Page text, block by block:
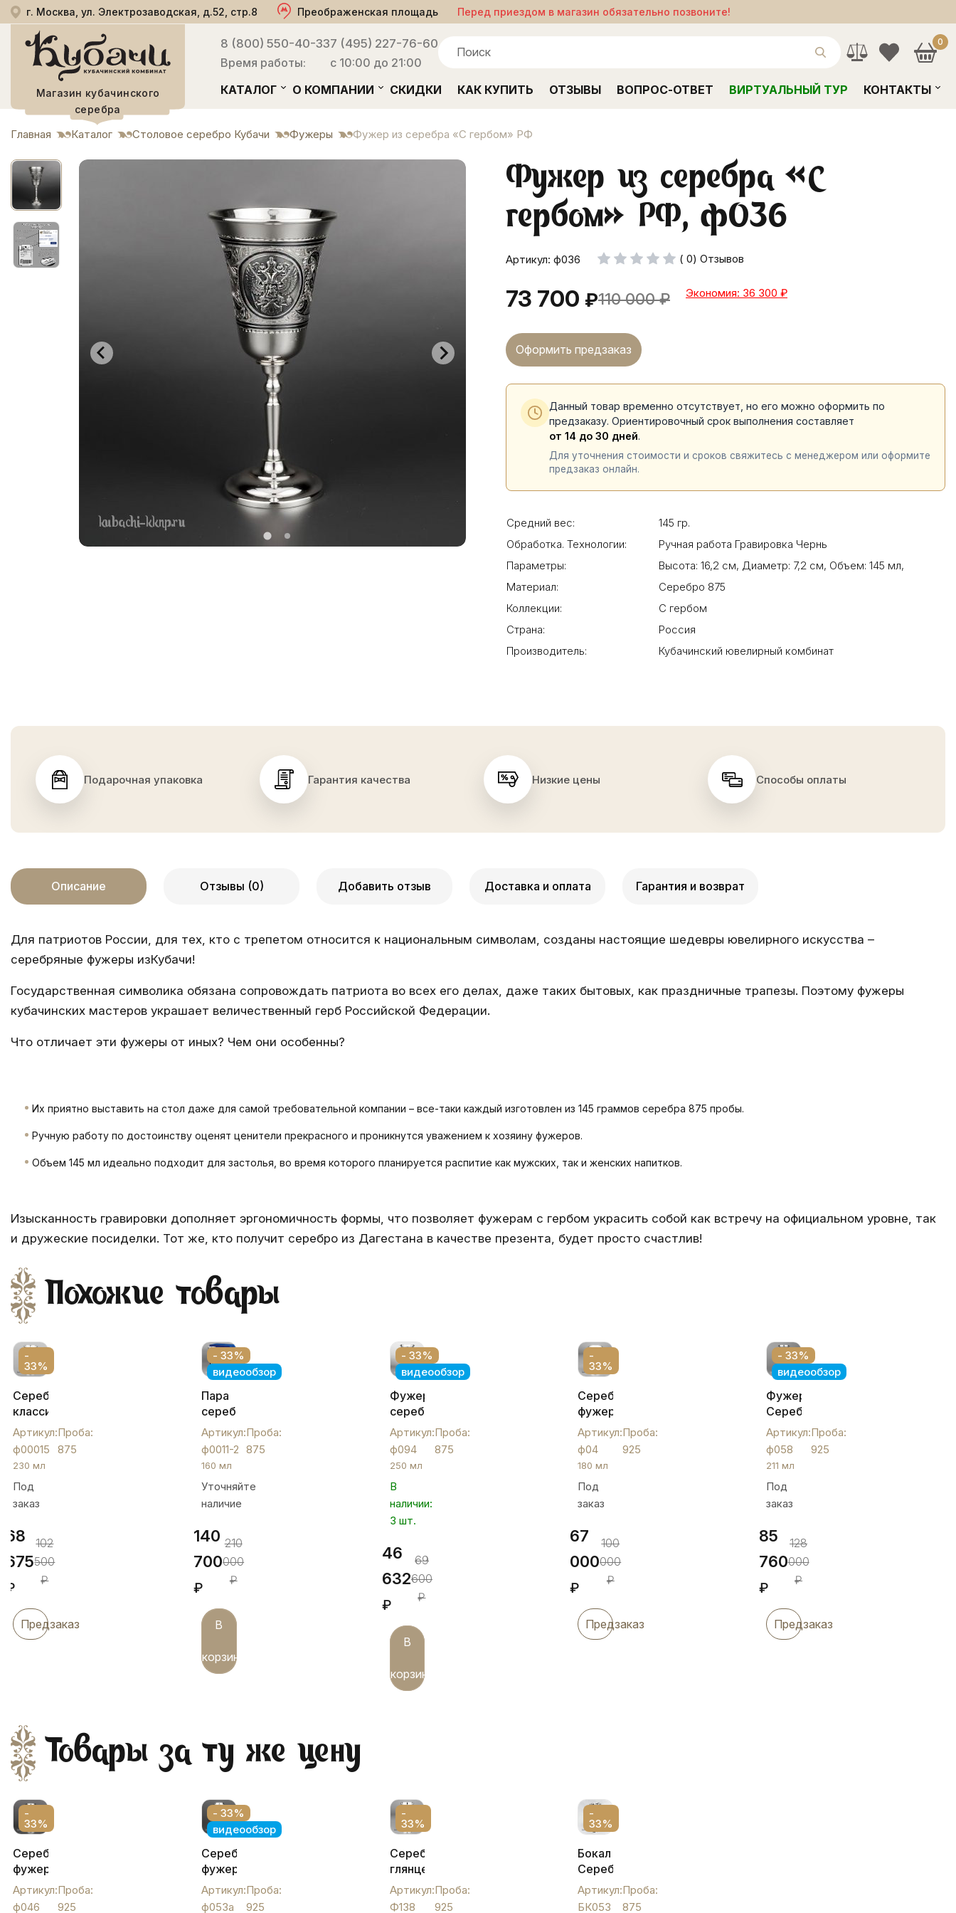
г. Москва, ул. Электрозаводская, д.52, стр.8 Преображенская площадь Перед приездом в магазин обязательно позвоните!
Магазин кубачинского
серебра
8 (800) 550-40-33
Время работы:
7 (495) 227-76-60
с 10:00 до 21:00
0
КАТАЛОГ О КОМПАНИИ СКИДКИ КАК КУПИТЬ ОТЗЫВЫ ВОПРОС-ОТВЕТ ВИРТУАЛЬНЫЙ ТУР КОНТАКТЫ
Главная Каталог Столовое серебро Кубачи Фужеры Фужер из серебра «С гербом» РФ
Фужер из серебра «С
гербом» РФ, ф036
Артикул: ф036 ( 0) Отзывов
73 700 ₽110 000 ₽ Экономия: 36 300 ₽
Оформить предзаказ
Данный товар временно отсутствует, но его можно оформить по
предзаказу. Ориентировочный срок выполнения составляет
от 14 до 30 дней.
Для уточнения стоимости и сроков свяжитесь с менеджером или оформите
предзаказ онлайн.
Средний вес:
145 гр.
Обработка. Технологии:
Ручная работа Гравировка Чернь
Параметры:
Высота: 16,2 см, Диаметр: 7,2 см, Объем: 145 мл,
Материал:
Серебро 875
Коллекции:
С гербом
Страна:
Россия
Производитель:
Кубачинский ювелирный комбинат
Подарочная упаковка Гарантия качества Низкие цены Способы оплаты
Описание Отзывы (0) Добавить отзыв Доставка и оплата Гарантия и возврат
Для патриотов России, для тех, кто с трепетом относится к национальным символам, созданы настоящие шедевры ювелирного искусства –
серебряные фужеры изКубачи!
Государственная символика обязана сопровождать патриота во всех его делах, даже таких бытовых, как праздничные трапезы. Поэтому фужеры
кубачинских мастеров украшает величественный герб Российской Федерации.
Что отличает эти фужеры от иных? Чем они особенны?
Их приятно выставить на стол даже для самой требовательной компании – все-таки каждый изготовлен из 145 граммов серебра 875 пробы.
Ручную работу по достоинству оценят ценители прекрасного и проникнутся уважением к хозяину фужеров.
Объем 145 мл идеально подходит для застолья, во время которого планируется распитие как мужских, так и женских напитков.
Изысканность гравировки дополняет эргономичность формы, что позволяет фужерам с гербом украсить собой как встречу на официальном уровне, так
и дружеские посиделки. Тот же, кто получит серебро из Дагестана в качестве презента, будет просто счастлив!
Похожие товары
-
33%
Серебряный
классический
фужер,
ф00015
Артикул:
ф00015
Проба:
875
230 мл
Под
заказ
68
675
₽
102
500
₽
Предзаказ
- 33%
видеообзор
Пара
серебряных
фужеров
"Чешуя",
ф0011-
2
Артикул:
ф0011-2
Проба:
875
160 мл
Уточняйте
наличие
140
700
₽
210
000
₽
В
корзину
- 33%
видеообзор
Фужер
серебряный
«Сетка»,
ф094
Артикул:
ф094
Проба:
875
250 мл
В
наличии:
3 шт.
46
632
₽
69
600
₽
В
корзину
-
33%
Серебряный
фужер
«Ромашка»,
ф04
Артикул:
ф04
Проба:
925
180 мл
Под
заказ
67
000
₽
100
000
₽
Предзаказ
- 33%
видеообзор
Фужер
Серебряный
«Виноград»,
ф058
Артикул:
ф058
Проба:
925
211 мл
Под
заказ
85
760
₽
128
000
₽
Предзаказ
Товары за ту же цену
-
33%
Серебряный
фужер
для
вина
Артикул:
ф046
Проба:
925
- 33%
видеообзор
Серебряный
фужер
«Лоза»,
ф053а
Артикул:
ф053а
Проба:
925
-
33%
Серебряный
глянцевый
фужер
для
Артикул:
Ф138
Проба:
925
-
33%
Бокал
Серебряный,
БК053
Артикул:
БК053
Проба:
875